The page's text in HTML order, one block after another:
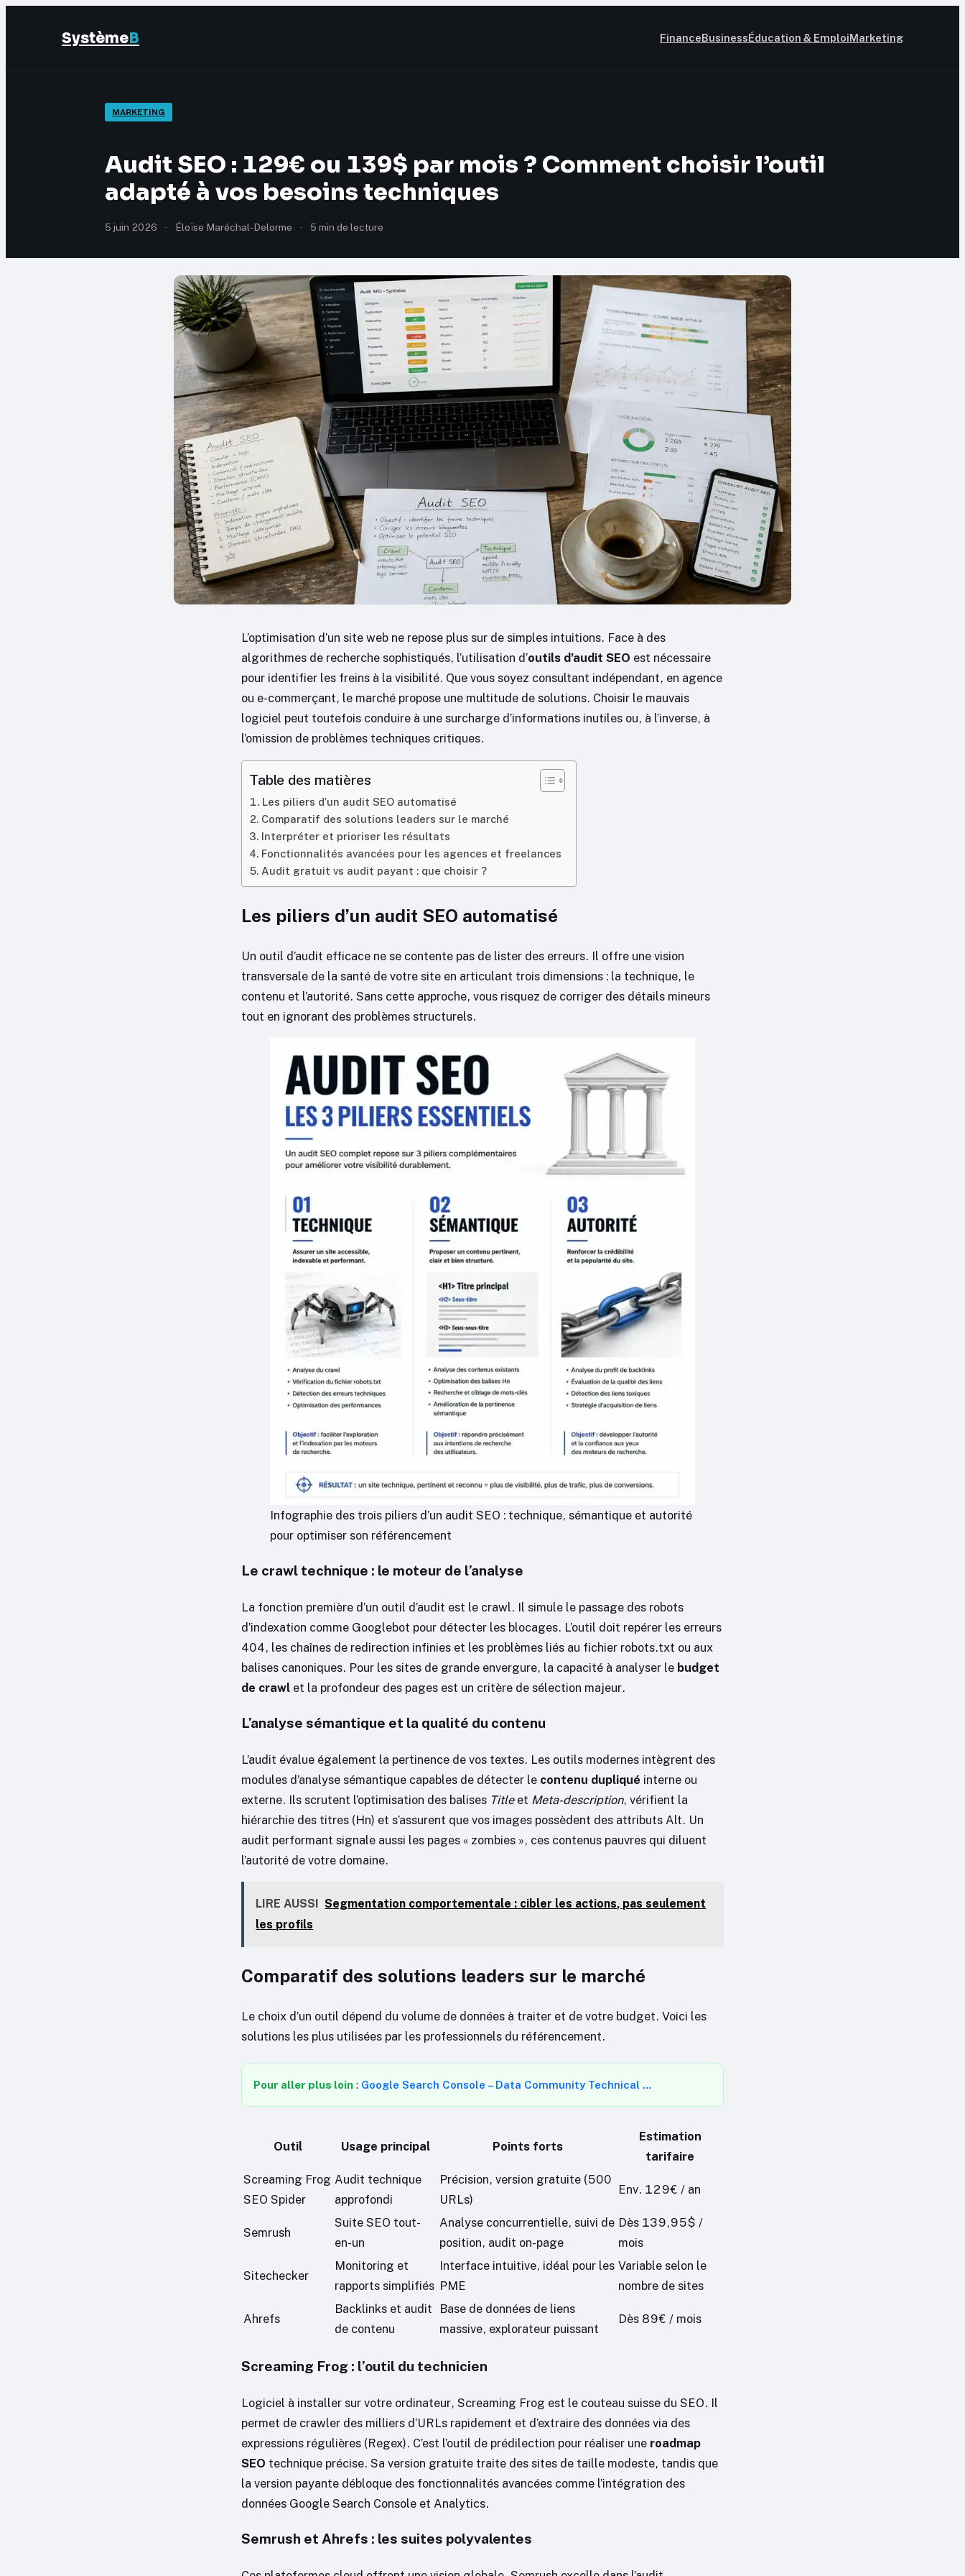
SystèmeB FinanceBusinessÉducation & EmploiMarketing
MARKETING
Audit SEO : 129€ ou 139$ par mois ? Comment choisir l’outil
adapté à vos besoins techniques
5 juin 2026 · Éloïse Maréchal-Delorme · 5 min de lecture
L’optimisation d’un site web ne repose plus sur de simples intuitions. Face à des
algorithmes de recherche sophistiqués, l’utilisation d’outils d’audit SEO est nécessaire
pour identifier les freins à la visibilité. Que vous soyez consultant indépendant, en agence
ou e-commerçant, le marché propose une multitude de solutions. Choisir le mauvais
logiciel peut toutefois conduire à une surcharge d’informations inutiles ou, à l’inverse, à
l’omission de problèmes techniques critiques.
Table des matières
Les piliers d’un audit SEO automatisé
Comparatif des solutions leaders sur le marché
Interpréter et prioriser les résultats
Fonctionnalités avancées pour les agences et freelances
Audit gratuit vs audit payant : que choisir ?
Les piliers d’un audit SEO automatisé
Un outil d’audit efficace ne se contente pas de lister des erreurs. Il offre une vision
transversale de la santé de votre site en articulant trois dimensions : la technique, le
contenu et l’autorité. Sans cette approche, vous risquez de corriger des détails mineurs
tout en ignorant des problèmes structurels.
Infographie des trois piliers d’un audit SEO : technique, sémantique et autorité
pour optimiser son référencement
Le crawl technique : le moteur de l’analyse
La fonction première d’un outil d’audit est le crawl. Il simule le passage des robots
d’indexation comme Googlebot pour détecter les blocages. L’outil doit repérer les erreurs
404, les chaînes de redirection infinies et les problèmes liés au fichier robots.txt ou aux
balises canoniques. Pour les sites de grande envergure, la capacité à analyser le budget
de crawl et la profondeur des pages est un critère de sélection majeur.
L’analyse sémantique et la qualité du contenu
L’audit évalue également la pertinence de vos textes. Les outils modernes intègrent des
modules d’analyse sémantique capables de détecter le contenu dupliqué interne ou
externe. Ils scrutent l’optimisation des balises Titleet Meta-description, vérifient la
hiérarchie des titres (Hn) et s’assurent que vos images possèdent des attributs Alt. Un
audit performant signale aussi les pages « zombies », ces contenus pauvres qui diluent
l’autorité de votre domaine.
LIRE AUSSI
Segmentation comportementale : cibler les actions, pas seulement
les profils
Comparatif des solutions leaders sur le marché
Le choix d’un outil dépend du volume de données à traiter et de votre budget. Voici les
solutions les plus utilisées par les professionnels du référencement.
Pour aller plus loin : Google Search Console – Data Community Technical …
Outil Usage principal Points forts
Estimation
tarifaire
Screaming Frog
SEO Spider
Audit technique
approfondi
Précision, version gratuite (500
URLs)
Env. 129€ / an
Semrush
Suite SEO tout-
en-un
Analyse concurrentielle, suivi de
position, audit on-page
Dès 139,95$ /
mois
Sitechecker
Monitoring et
rapports simplifiés
Interface intuitive, idéal pour les
PME
Variable selon le
nombre de sites
Ahrefs
Backlinks et audit
de contenu
Base de données de liens
massive, explorateur puissant
Dès 89€ / mois
Screaming Frog : l’outil du technicien
Logiciel à installer sur votre ordinateur, Screaming Frog est le couteau suisse du SEO. Il
permet de crawler des milliers d’URLs rapidement et d’extraire des données via des
expressions régulières (Regex). C’est l’outil de prédilection pour réaliser une roadmap
SEO technique précise. Sa version gratuite traite des sites de taille modeste, tandis que
la version payante débloque des fonctionnalités avancées comme l’intégration des
données Google Search Console et Analytics.
Semrush et Ahrefs : les suites polyvalentes